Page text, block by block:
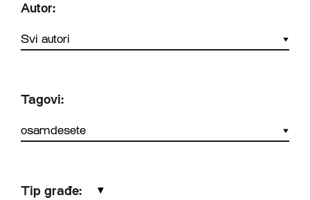
Autor:
Tagovi:
Tip građe: ▼